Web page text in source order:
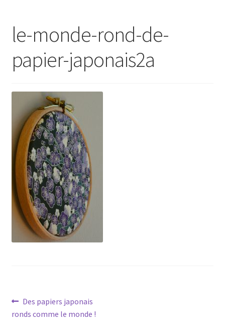
le-monde-rond-de-
papier-japonais2a
Navigation
de
Article
précédent :
Des papiers japonais
ronds comme le monde !